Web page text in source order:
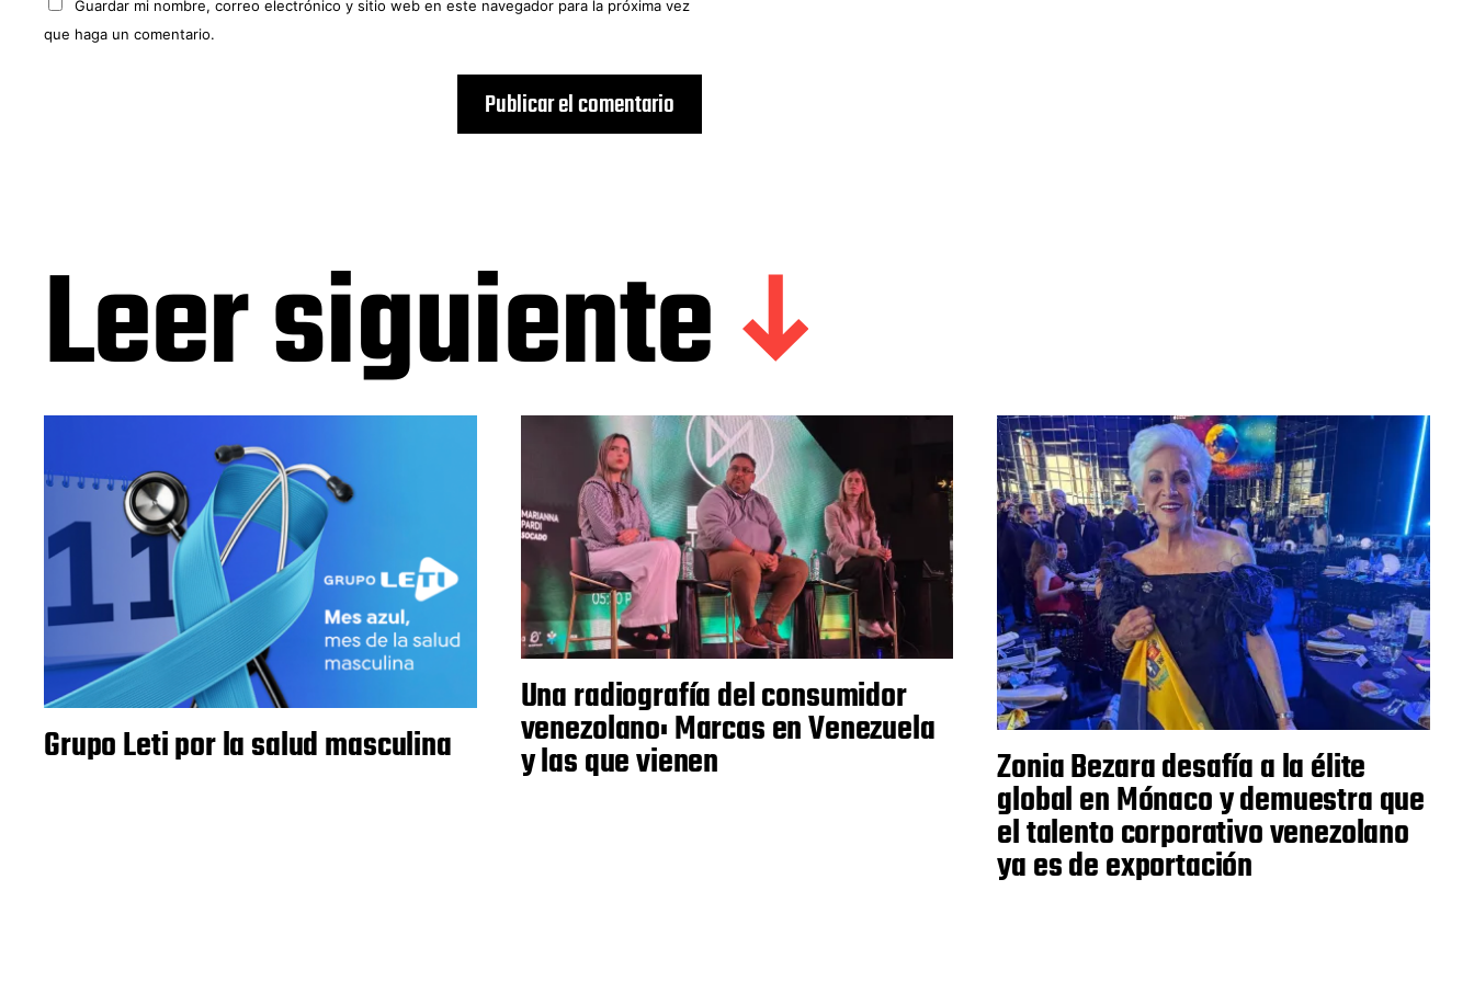
Guardar mi nombre, correo electrónico y sitio web en este navegador para la próxima vez
que haga un comentario.
Leer siguiente
Grupo Leti por la salud masculina
Una radiografía del consumidor
venezolano: Marcas en Venezuela
y las que vienen Zonia Bezara desafía a la élite
global en Mónaco y demuestra que
el talento corporativo venezolano
ya es de exportación